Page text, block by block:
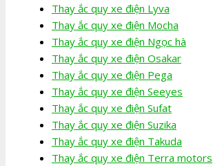
Thay ắc quy xe điện Lyva
Thay ắc quy xe điện Mocha
Thay ắc quy xe điện Ngọc hà
Thay ắc quy xe điện Osakar
Thay ắc quy xe điện Pega
Thay ắc quy xe điện Seeyes
Thay ắc quy xe điện Sufat
Thay ắc quy xe điện Suzika
Thay ắc quy xe điện Takuda
Thay ắc quy xe điện Terra motors